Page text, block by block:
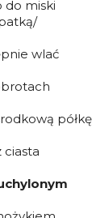
do miski
wlać
półkę
ciasta